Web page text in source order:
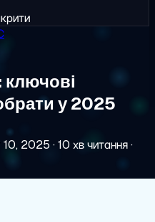
у 2025
10, 2025 ·10 хв читання·